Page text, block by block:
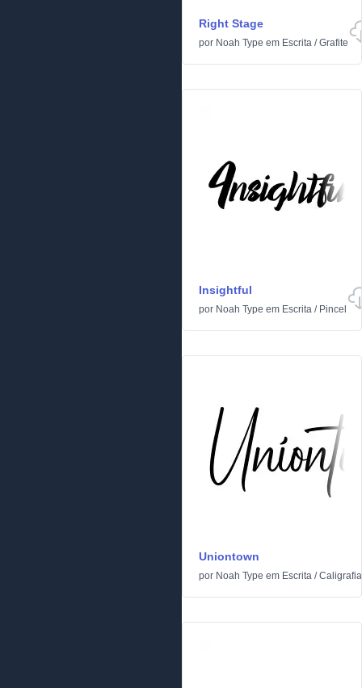
Right Stage
por Noah Type em Escrita /Grafite
Insightful
por Noah Type em Escrita / Pincel
Uniontown
por Noah Type em Escrita /Caligrafia